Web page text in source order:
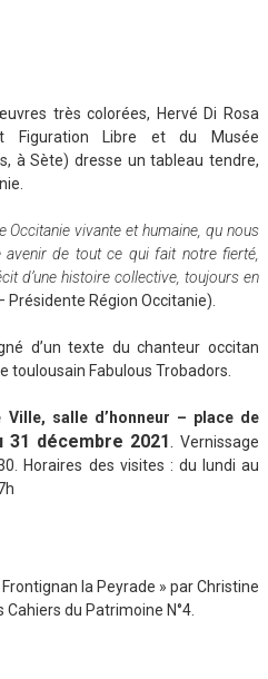
très colorées, Hervé Di Rosa
Figuration Libre et du Musée
à Sète) dresse un tableau tendre,
vivante et humaine, qu nous
de tout ce qui fait notre fierté,
d’une histoire collective, toujours en
Présidente Région Occitanie).
d’un texte du chanteur occitan
toulousain Fabulous Trobadors.
salle d’honneur – place de
31 décembre 2021. Vernissage
Horaires des visites : du lundi au
la Peyrade » par Christine
du Patrimoine N°4.